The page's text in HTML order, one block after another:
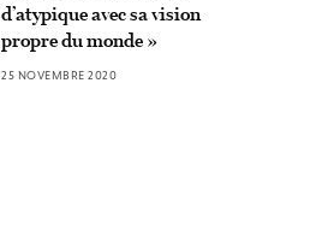
d’atypique avec sa vision
propre du monde »
25 NOVEMBRE 2020